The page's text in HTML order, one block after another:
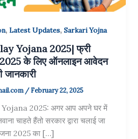
, Latest Updates, Sarkari Yojna
Yojana 2025| फ्री
2025 के लिए ऑनलाइन आवेदन
/February 22, 2025
2025: अगर आप अपने घर में
चाहते हैंतो सरकार द्वारा चलाई जा
2025 का […]